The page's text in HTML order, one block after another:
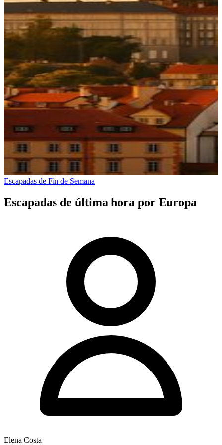
Escapadas de Fin de Semana
Escapadas de última hora por Europa
Elena Costa